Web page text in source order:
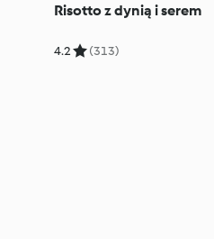
Risotto z dynią i serem
4.2 (313)